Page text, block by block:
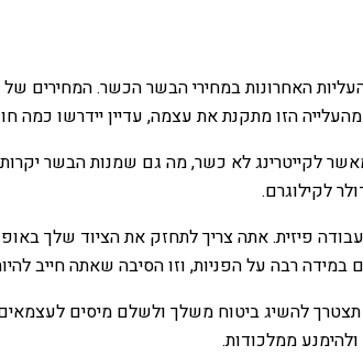
הזו מתקנת את עצמה, עדיין יידרשו כמה
פיזית. אתה צריך לתחזק את הציוד שלך
רבה על הפניות, וזו הסיבה שאתה חייב
תצטרך להשיג ביטוח משלך ולשלם מיסים
ממלכודות.